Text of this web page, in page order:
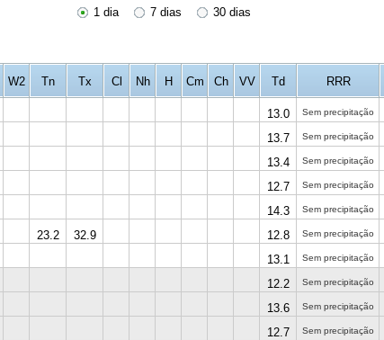
1 dia 7 dias 30 dias
W2 Tn Tx Cl Nh H Cm Ch VV Td RRR
13.0 Sem precipitação
13.7 Sem precipitação
13.4 Sem precipitação
12.7 Sem precipitação
14.3 Sem precipitação
23.2 32.9 12.8 Sem precipitação
13.1 Sem precipitação
12.2 Sem precipitação
13.6 Sem precipitação
12.7 Sem precipitação